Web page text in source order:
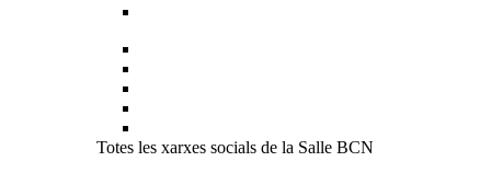
Totes les xarxes socials de la Salle BCN